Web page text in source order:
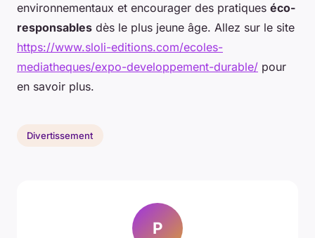
environnementaux et encourager des pratiques éco-
responsables dès le plus jeune âge. Allez sur le site
https://www.sloli-editions.com/ecoles-
mediatheques/expo-developpement-durable/ pour
en savoir plus.
Divertissement
P